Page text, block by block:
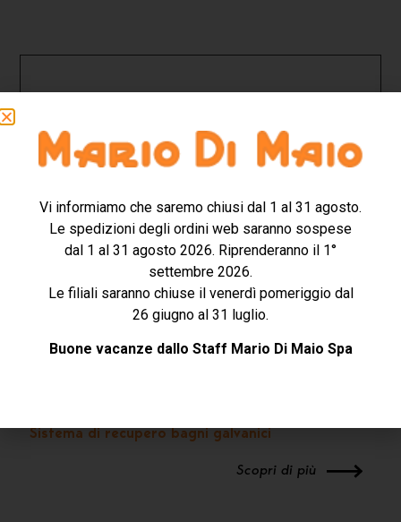
Sistema di recupero bagni galvanici
Scopri di più
Vi informiamo che saremo chiusi dal 1 al 31 agosto.
Le spedizioni degli ordini web saranno sospese
dal 1 al 31 agosto 2026. Riprenderanno il 1°
settembre 2026.
Le filiali saranno chiuse il venerdì pomeriggio dal
26 giugno al 31 luglio.
Buone vacanze dallo Staff Mario Di Maio Spa